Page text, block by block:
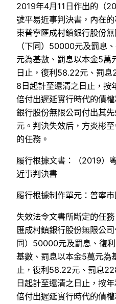
2019年4月11日作出的（
號平易近事判決書，內在
東普寧匯成村鎮銀行股份
（下同）50000元及罰息
元為基數、罰息以本金5
日止，復利58.22元、罰
8日起計至還清之日止，按
倍付出遲延實行時代的債
銀行股份無限公司付出其
元。判決失效后，方炎彬
的任務。
履行根據文書：（2019）
近事判決書
履行根據制作單元：普寧
失效法令文書所斷定的任
匯成村鎮銀行股份無限公
同）50000元及罰息、復
基數、罰息以本金5萬元為
止，復利58.22元、罰息
日起計至還清之日止，按
倍付出遲延實行時代的債